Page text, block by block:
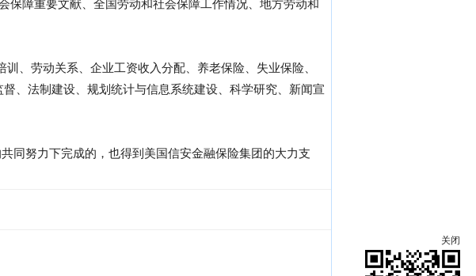
保障重要文献、全国劳动和社会保障工作情况、地方劳动和
、劳动关系、企业工资收入分配、养老保险、失业保险、
、法制建设、规划统计与信息系统建设、科学研究、新闻宣
同努力下完成的，也得到美国信安金融保险集团的大力支
关闭